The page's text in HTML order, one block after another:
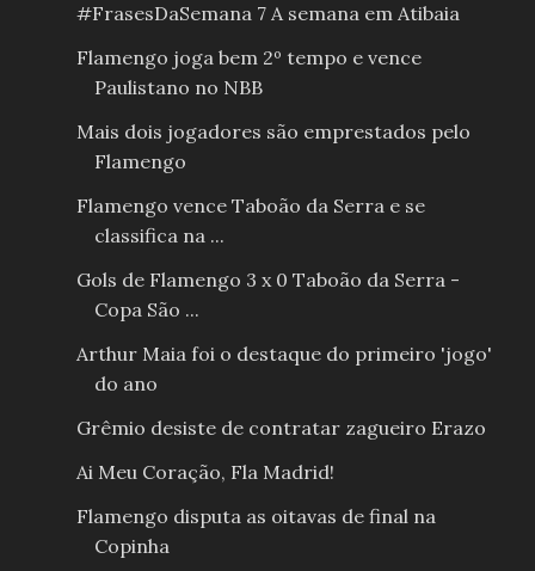
#FrasesDaSemana 7 A semana em Atibaia
Flamengo joga bem 2º tempo e vence
Paulistano no NBB
Mais dois jogadores são emprestados pelo
Flamengo
Flamengo vence Taboão da Serra e se
classifica na ...
Gols de Flamengo 3 x 0 Taboão da Serra -
Copa São ...
Arthur Maia foi o destaque do primeiro 'jogo'
do ano
Grêmio desiste de contratar zagueiro Erazo
Ai Meu Coração, Fla Madrid!
Flamengo disputa as oitavas de final na
Copinha